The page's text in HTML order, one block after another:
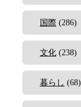
国際 (286)
文化(238)
暮らし (68)